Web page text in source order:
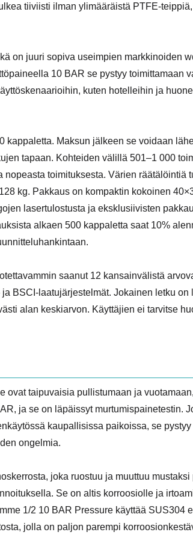
tiiviisti ilman ylimääräistä PTFE-
on juuri sopiva useimpien markkinoiden
10 BAR se pystyy toimittamaan
kuten hotelleihin ja
kappaletta. Maksun jälkeen se voidaan
tapaan. Kohteiden välillä 501–1 000
toimituksesta. Värien räätälöintiä
kg. Pakkaus on kompaktin kokoinen
lasertulostusta ja eksklusiivisten
alkaen 500 kappaletta saat 10%
saanut 12 kansainvälistä
BSCI-laatujärjestelmät. Jokainen letku on
alan keskiarvon. Käyttäjien ei tarvitse
ovat taipuvaisia ​​pullistumaan ja
ja se on läpäissyt murtumispainetestin.
kaupallisissa paikoissa, se
ongelmia.
joka ruostuu ja muuttuu
Se on altis korroosiolle ja
1/2 10 BAR Pressure käyttää SUS304
jolla on paljon parempi